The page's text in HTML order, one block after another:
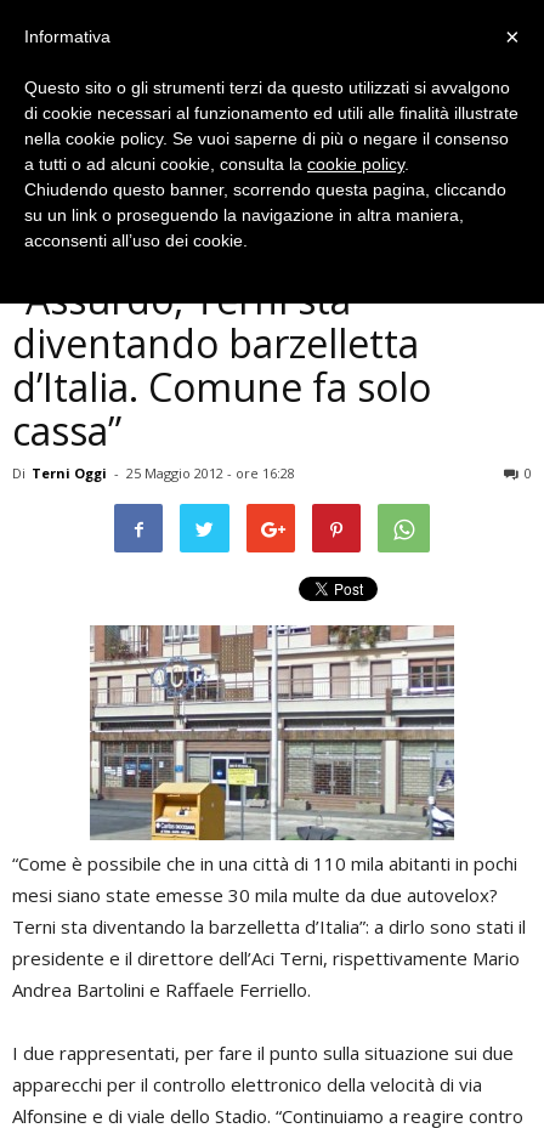
Cronaca
Autovelox, Aci su multe:
”Assurdo, Terni sta
diventando barzelletta
d’Italia. Comune fa solo
cassa”
Di Terni Oggi - 25 Maggio 2012 - ore 16:28 0
“Come è possibile che in una città di 110 mila abitanti in pochi
mesi siano state emesse 30 mila multe da due autovelox?
Terni sta diventando la barzelletta d’Italia”: a dirlo sono stati il
presidente e il direttore dell’Aci Terni, rispettivamente Mario
Andrea Bartolini e Raffaele Ferriello.
I due rappresentati, per fare il punto sulla situazione sui due
apparecchi per il controllo elettronico della velocità di via
Alfonsine e di viale dello Stadio. “Continuiamo a reagire contro
×
Informativa
Questo sito o gli strumenti terzi da questo utilizzati si avvalgono
di cookie necessari al funzionamento ed utili alle finalità illustrate
nella cookie policy. Se vuoi saperne di più o negare il consenso
a tutti o ad alcuni cookie, consulta la cookie policy.
Chiudendo questo banner, scorrendo questa pagina, cliccando
su un link o proseguendo la navigazione in altra maniera,
acconsenti all’uso dei cookie.